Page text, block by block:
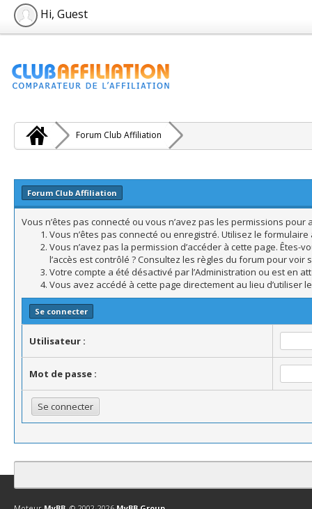
Hi, Guest
Forum Club Affiliation
Forum Club Affiliation
Vous n’êtes pas connecté ou vous n’avez pas les permissions
Vous n’êtes pas connecté ou enregistré. Utilisez le
Vous n’avez pas la permission d’accéder à cette page. Êtes-
l’accès est contrôlé ? Consultez les règles du forum pour
Votre compte a été désactivé par l’Administration ou est en
Vous avez accédé à cette page directement au lieu d’utiliser
Se connecter
Utilisateur :
Mot de passe :
Contact Club Affiliation Retourner en haut Version bas-débit